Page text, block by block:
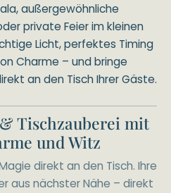
außergewöhnliche
private Feier im kleinen
Licht, perfektes Timing
Charme – und bringe
an den Tisch Ihrer Gäste.
Tischzauberei mit
und Witz
direkt an den Tisch. Ihre
aus nächster Nähe – direkt